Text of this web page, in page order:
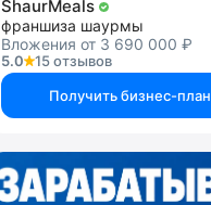
ShaurMeals
франшиза шаурмы
Вложения от 3 690 000 ₽
5.0
15 отзывов
Получить бизнес-план